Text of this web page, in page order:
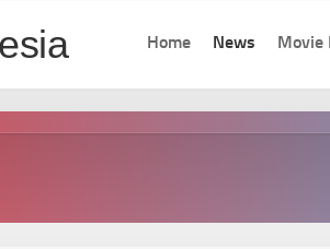
Home News Movie